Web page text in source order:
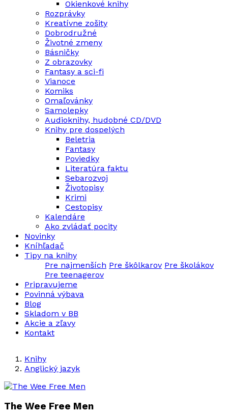
Okienkové knihy
Rozprávky
Kreatívne zošity
Dobrodružné
Životné zmeny
Básničky
Z obrazovky
Fantasy a sci-fi
Vianoce
Komiks
Omaľovánky
Samolepky
Audioknihy, hudobné CD/DVD
Knihy pre dospelých
Beletria
Fantasy
Poviedky
Literatúra faktu
Sebarozvoj
Životopisy
Krimi
Cestopisy
Kalendáre
Ako zvládať pocity
Novinky
Kníhľadač
Tipy na knihy
Pre najmenších Pre škôlkarov Pre školákov
Pre teenagerov
Pripravujeme
Povinná výbava
Blog
Skladom v BB
Akcie a zľavy
Kontakt
Knihy
Anglický jazyk
The Wee Free Men